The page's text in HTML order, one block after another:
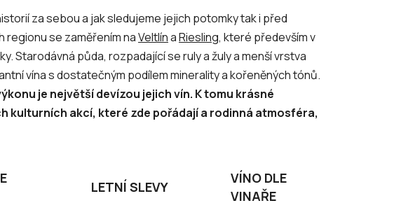
za sebou a jak sledujeme jejich potomky tak i před
regionu se zaměřením naVeltlínaRiesling, které především v
Starodávná půda, rozpadající se ruly a žuly a menší vrstva
vína s dostatečným podílem minerality a kořeněných tónů.
je největší devízou jejich vín. K tomu krásné
kulturních akcí, které zde pořádají a rodinná atmosféra,
LETNÍ SLEVY
VÍNO DLE
VINAŘE